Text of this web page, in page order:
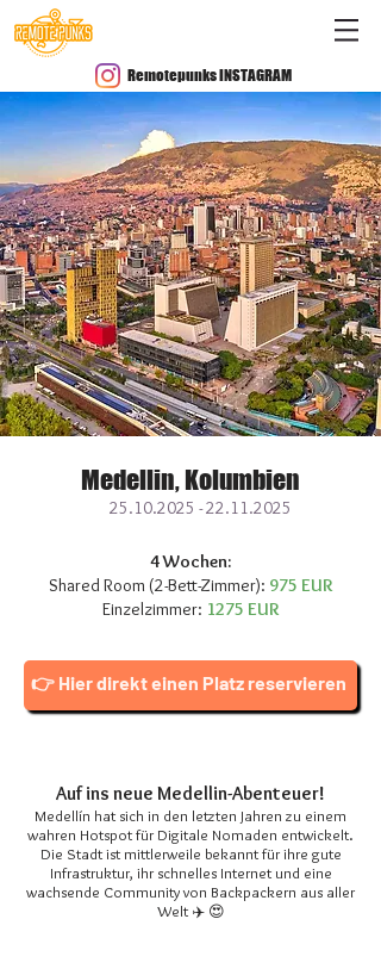
Remotepunks INSTAGRAM
Medellin, Kolumbien
25.10.2025 - 22.11.2025
4 Wochen:
Shared Room (2-Bett-Zimmer): 975 EUR
Einzelzimmer: 1275 EUR
👉 Hier direkt einen Platz reservieren
Auf ins neue Medellin-Abenteuer!
Medellín hat sich in den letzten Jahren zu einem
wahren Hotspot für Digitale Nomaden entwickelt.
Die Stadt ist mittlerweile bekannt für ihre gute
Infrastruktur, ihr schnelles Internet und eine
wachsende Community von Backpackern aus aller
Welt ✈️ 😍